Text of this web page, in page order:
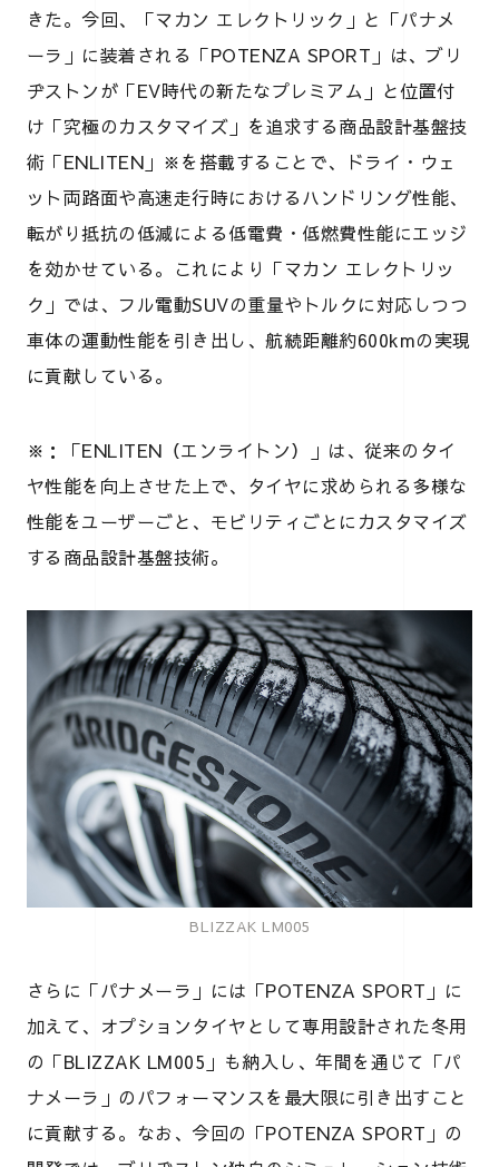
きた。今回、「マカン エレクトリック」と「パナメ
ーラ」に装着される「POTENZA SPORT」は、ブリ
ヂストンが「EV時代の新たなプレミアム」と位置付
け「究極のカスタマイズ」を追求する商品設計基盤技
術「ENLITEN」※を搭載することで、ドライ・ウェ
ット両路面や高速走行時におけるハンドリング性能、
転がり抵抗の低減による低電費・低燃費性能にエッジ
を効かせている。これにより「マカン エレクトリッ
ク」では、フル電動SUVの重量やトルクに対応しつつ
車体の運動性能を引き出し、航続距離約600kmの実現
に貢献している。
※：「ENLITEN（エンライトン）」は、従来のタイ
ヤ性能を向上させた上で、タイヤに求められる多様な
性能をユーザーごと、モビリティごとにカスタマイズ
する商品設計基盤技術。
BLIZZAK LM005
さらに「パナメーラ」には「POTENZA SPORT」に
加えて、オプションタイヤとして専用設計された冬用
の「BLIZZAK LM005」も納入し、年間を通じて「パ
ナメーラ」のパフォーマンスを最大限に引き出すこと
に貢献する。なお、今回の「POTENZA SPORT」の